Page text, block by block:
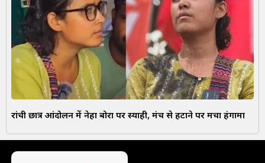
रांची छात्र आंदोलन में नेहा बोरा पर स्याही, मंच से हटाने पर मचा हंगामा